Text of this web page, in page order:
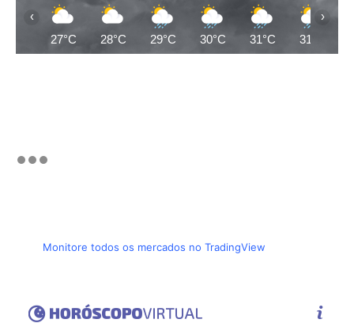
27°C 28°C 29°C 30°C 31°C 31°C
‹ ›
Monitore todos os mercados no TradingView